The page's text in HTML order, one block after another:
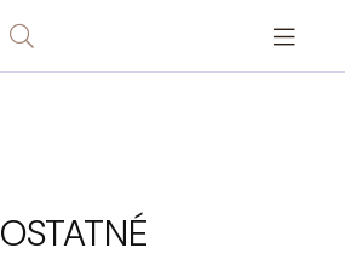
OSTATNÉ